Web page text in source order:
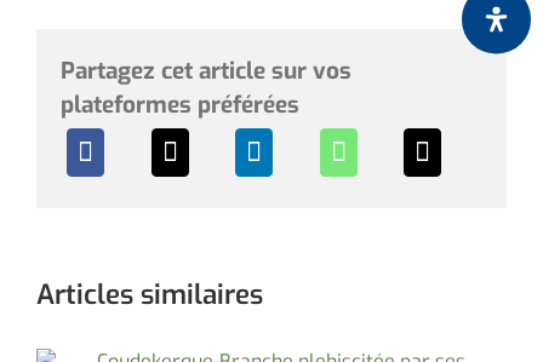
Partagez cet article sur vos
plateformes préférées
Articles similaires